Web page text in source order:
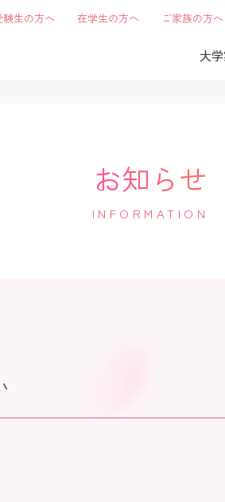
験生の方へ 在学生の方へ ご家族の方へ
大
お知らせ
INFORMATION